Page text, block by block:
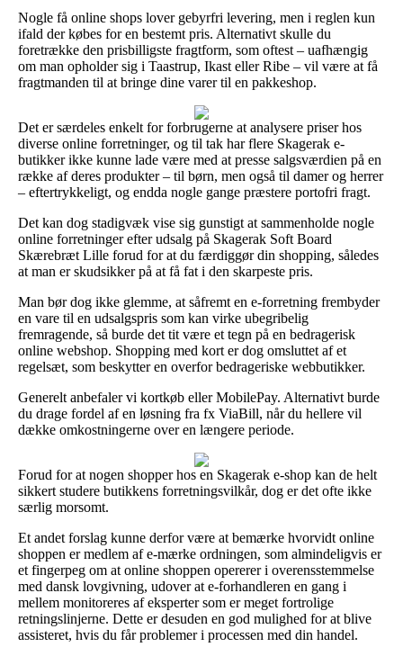
Nogle få online shops lover gebyrfri levering, men i reglen kun
ifald der købes for en bestemt pris. Alternativt skulle du
foretrække den prisbilligste fragtform, som oftest – uafhængig
om man opholder sig i Taastrup, Ikast eller Ribe – vil være at få
fragtmanden til at bringe dine varer til en pakkeshop.
Det er særdeles enkelt for forbrugerne at analysere priser hos
diverse online forretninger, og til tak har flere Skagerak e-
butikker ikke kunne lade være med at presse salgsværdien på en
række af deres produkter – til børn, men også til damer og herrer
– eftertrykkeligt, og endda nogle gange præstere portofri fragt.
Det kan dog stadigvæk vise sig gunstigt at sammenholde nogle
online forretninger efter udsalg på Skagerak Soft Board
Skærebræt Lille forud for at du færdiggør din shopping, således
at man er skudsikker på at få fat i den skarpeste pris.
Man bør dog ikke glemme, at såfremt en e-forretning frembyder
en vare til en udsalgspris som kan virke ubegribelig
fremragende, så burde det tit være et tegn på en bedragerisk
online webshop. Shopping med kort er dog omsluttet af et
regelsæt, som beskytter en overfor bedrageriske webbutikker.
Generelt anbefaler vi kortkøb eller MobilePay. Alternativt burde
du drage fordel af en løsning fra fx ViaBill, når du hellere vil
dække omkostningerne over en længere periode.
Forud for at nogen shopper hos en Skagerak e-shop kan de helt
sikkert studere butikkens forretningsvilkår, dog er det ofte ikke
særlig morsomt.
Et andet forslag kunne derfor være at bemærke hvorvidt online
shoppen er medlem af e-mærke ordningen, som almindeligvis er
et fingerpeg om at online shoppen opererer i overensstemmelse
med dansk lovgivning, udover at e-forhandleren en gang i
mellem monitoreres af eksperter som er meget fortrolige
retningslinjerne. Dette er desuden en god mulighed for at blive
assisteret, hvis du får problemer i processen med din handel.